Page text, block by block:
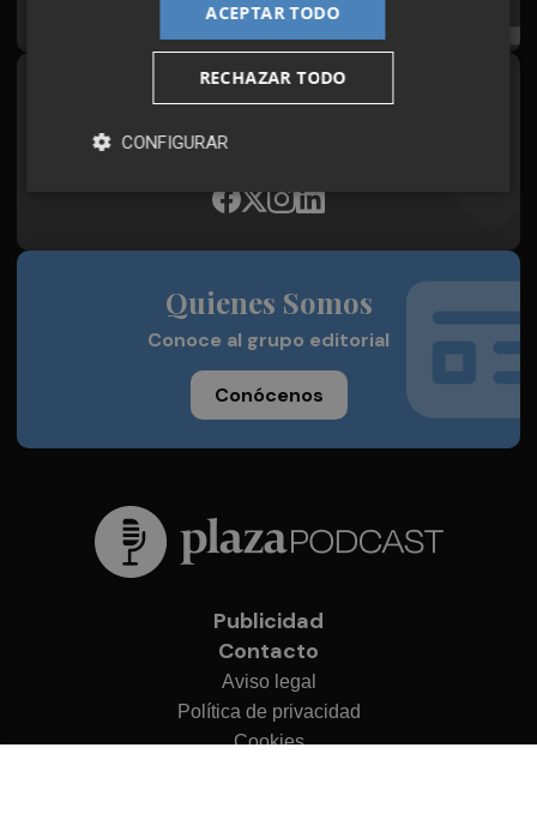
Síguenos en redes
Plaza Podcast, desde cualquier medio
Quienes Somos
Conoce al grupo editorial
Conócenos
Publicidad
Contacto
Aviso legal
Política de privacidad
Cookies
ACEPTAR TODO
RECHAZAR TODO
CONFIGURAR